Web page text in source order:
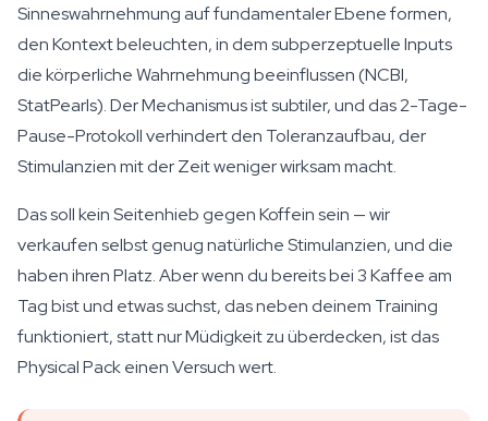
Sinneswahrnehmung auf fundamentaler Ebene formen,
den Kontext beleuchten, in dem subperzeptuelle Inputs
die körperliche Wahrnehmung beeinflussen (NCBI,
StatPearls). Der Mechanismus ist subtiler, und das 2-Tage-
Pause-Protokoll verhindert den Toleranzaufbau, der
Stimulanzien mit der Zeit weniger wirksam macht.
Das soll kein Seitenhieb gegen Koffein sein — wir
verkaufen selbst genug natürliche Stimulanzien, und die
haben ihren Platz. Aber wenn du bereits bei 3 Kaffee am
Tag bist und etwas suchst, das neben deinem Training
funktioniert, statt nur Müdigkeit zu überdecken, ist das
Physical Pack einen Versuch wert.